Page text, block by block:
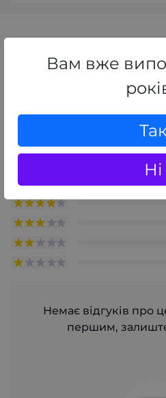
Вам вже
Ні
середній рейтинг товару
Немає відгуків про
першим, залиште